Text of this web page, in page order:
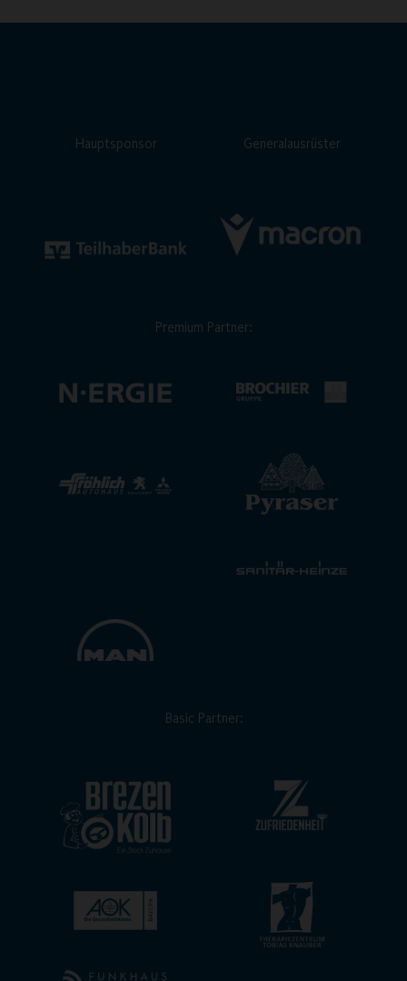
Hauptsponsor Generalausrüster
Premium Partner:
Basic Partner: